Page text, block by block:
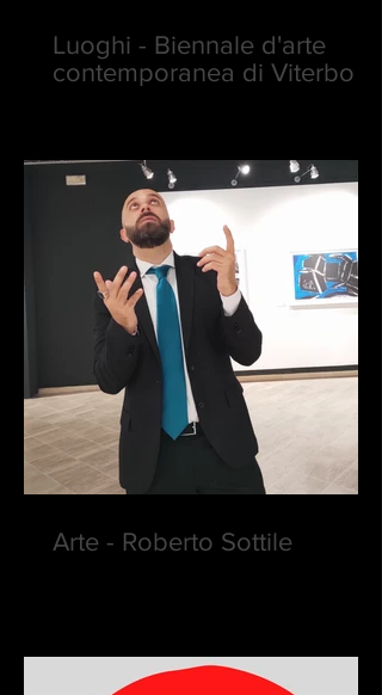
Luoghi - Biennale d'arte
contemporanea di Viterbo
Arte - Roberto Sottile